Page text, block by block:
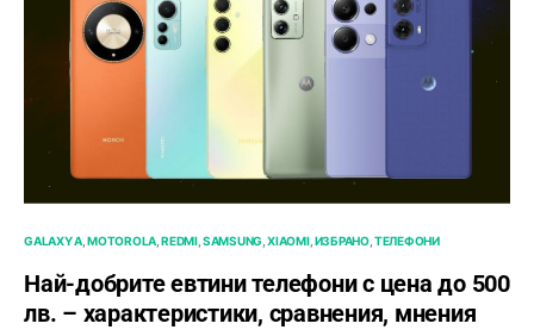
GALAXY A MOTOROLA REDMI SAMSUNG XIAOMI ИЗБРАНО ТЕЛЕФОНИ
Най-добрите евтини телефони с ценa до 500
лв. – характeристики, сравнения, мнения